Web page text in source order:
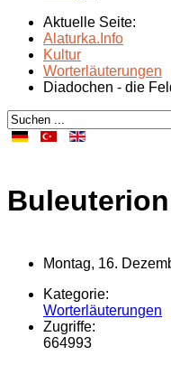
Aktuelle Seite:
Alaturka.Info
Kultur
Worterläuterungen
Diadochen - die
Montag, 16.
Kategorie:
Worterläuterungen
Zugriffe:
664993